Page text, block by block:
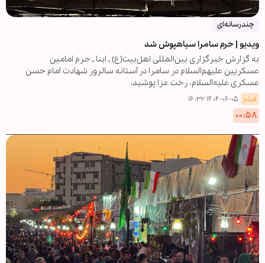
چندرسانه‌ای
ویدیو | حرم سامرا سیاهپوش شد
به گزارش خبرگزاری بین‌المللی اهل‌بیت(ع) ـ ابنا ـ حرم امامین
عسکریین علیهم‌السلام در سامرا در آستانه سالروز شهادت امام حسن
عسکری علیه‌السلام، رخت عزا پوشید.
فیلم ۱۴۰۴-۰۶-۰۵ ۱۶:۳۲
۰۰:۵۸